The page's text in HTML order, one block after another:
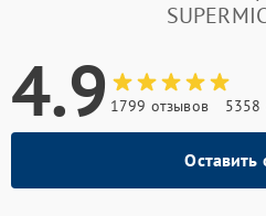
4.9 1799 отзывов 5358
Оставить